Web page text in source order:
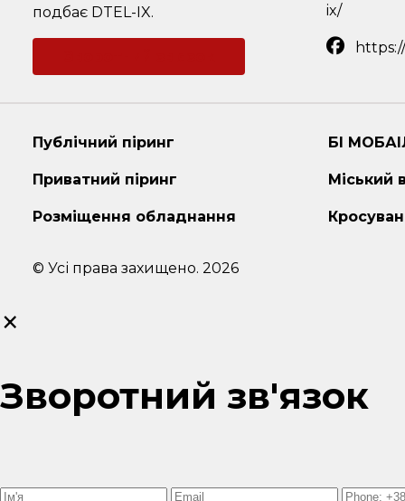
подбає DTEL-IX.
ix/
Публічний піринг
Приватний піринг
Розміщення обладнання
БІ
Міський
© Усі права захищено. 2026
×
Зворотний зв'язок